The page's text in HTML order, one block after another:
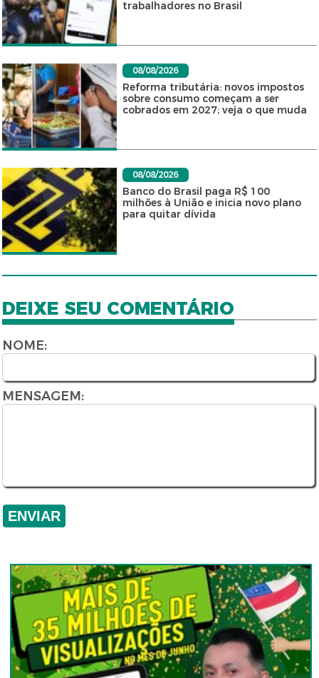
trabalhadores no Brasil
08/08/2026
Reforma tributária: novos impostos
sobre consumo começam a ser
cobrados em 2027; veja o que muda
08/08/2026
Banco do Brasil paga R$ 100
milhões à União e inicia novo plano
para quitar dívida
DEIXE SEU COMENTÁRIO
NOME:
MENSAGEM: